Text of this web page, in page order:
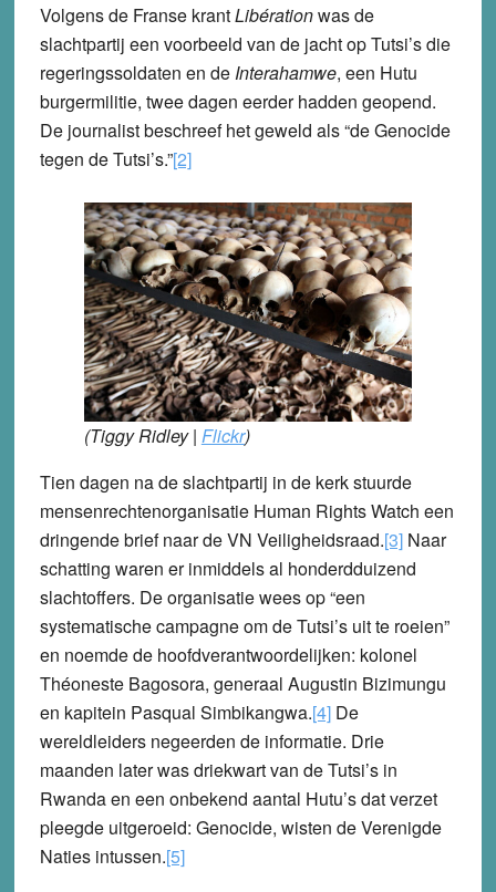
Volgens de Franse krantLibérationwas de
slachtpartij een voorbeeld van de jacht op Tutsi’s die
regeringssoldaten en de Interahamwe, een Hutu
burgermilitie, twee dagen eerder hadden geopend.
De journalist beschreef het geweld als “de Genocide
tegen de Tutsi’s.”[2]
(Tiggy Ridley | Flickr)
Tien dagen na de slachtpartij in de kerk stuurde
mensenrechtenorganisatie Human Rights Watch een
dringende brief naar de VN Veiligheidsraad.[3]Naar
schatting waren er inmiddels al honderdduizend
slachtoffers. De organisatie wees op “een
systematische campagne om de Tutsi’s uit te roeien”
en noemde de hoofdverantwoordelijken: kolonel
Théoneste Bagosora, generaal Augustin Bizimungu
en kapitein Pasqual Simbikangwa.[4]De
wereldleiders negeerden de informatie. Drie
maanden later was driekwart van de Tutsi’s in
Rwanda en een onbekend aantal Hutu’s dat verzet
pleegde uitgeroeid: Genocide, wisten de Verenigde
Naties intussen.[5]